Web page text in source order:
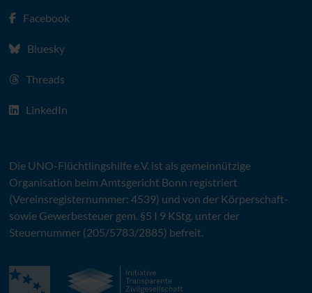
Facebook
Bluesky
Threads
LinkedIn
Die UNO-Flüchtlingshilfe e.V. ist als gemeinnützige
Organisation beim Amtsgericht Bonn registriert
(Vereinsregisternummer: 4539) und von der Körperschaft-
sowie Gewerbesteuer gem. §5 I 9 KStg. unter der
Steuernummer (205/5783/2885) befreit.